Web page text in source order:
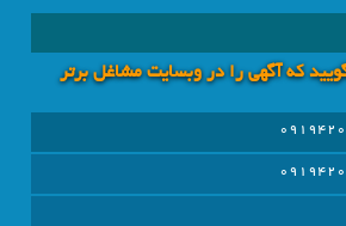
که آگهی را در وبسايت مشاغل برتر